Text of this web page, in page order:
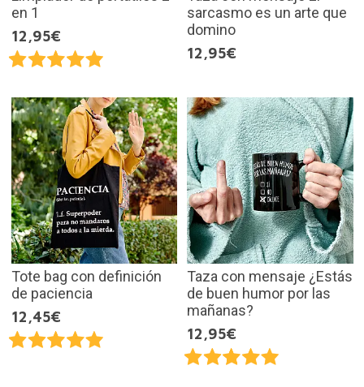
en 1
12,95€
sarcasmo es un arte que
domino
12,95€
Tote bag con definición
de paciencia
12,45€
Taza con mensaje ¿Estás
de buen humor por las
mañanas?
12,95€